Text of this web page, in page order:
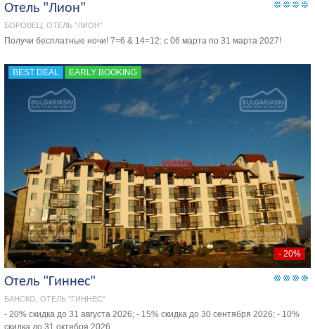
Отель "Лион"
БОРОВЕЦ, ОТЕЛЬ "ЛИОН"
Получи бесплатныe ночи! 7=6 & 14=12: с 06 марта по 31 марта 2027!
BEST DEAL EARLY BOOKING
- 20%
Отель "Гиннес"
БАНСКО, ОТЕЛЬ "ГИННЕС"
- 20% скидка до 31 августа 2026; - 15% скидка до 30 сентября 2026; - 10%
скидка до 31 октября 2026.